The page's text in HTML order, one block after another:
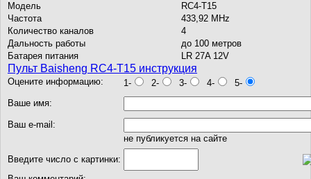
Модель
RC4-T15
Частота
433,92 MHz
Количество каналов
4
Дальность работы
до 100 метров
Батарея питания
LR 27A 12V
Пульт Baisheng RC4-T15 инструкция
Оцените информацию: 1- 2- 3- 4-
5-
Ваше имя:
Ваш e-mail:
не публикуется на сайте
Введите число с картинки: